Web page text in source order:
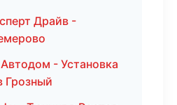
Драйв -
- Установка
Грозный